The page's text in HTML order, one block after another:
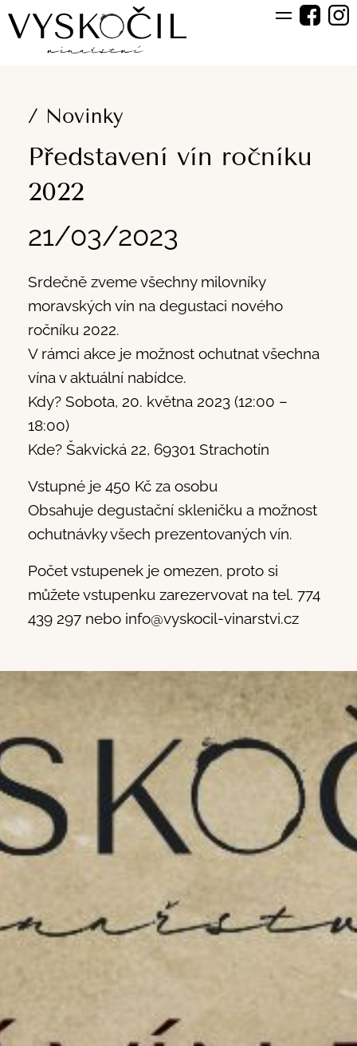
/ Novinky
Představení vín ročníku
2022
21/03/2023
Srdečně zveme všechny milovníky
moravských vín na degustaci nového
ročníku 2022.
V rámci akce je možnost ochutnat všechna
vína v aktuální nabídce.
Kdy? Sobota, 20. května 2023 (12:00 –
18:00)
Kde? Šakvická 22, 69301 Strachotín
Vstupné je 450 Kč za osobu
Obsahuje degustační skleničku a možnost
ochutnávky všech prezentovaných vín.
Počet vstupenek je omezen, proto si
můžete vstupenku zarezervovat na tel. 774
439 297 nebo info@vyskocil-vinarstvi.cz